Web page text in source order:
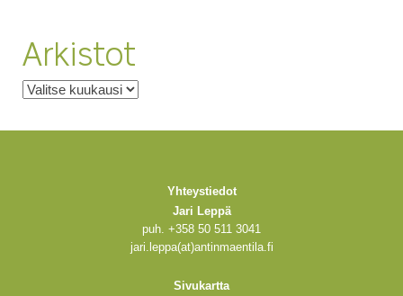
Arkistot
Arkistot
Yhteystiedot
Jari Leppä
puh. +358 50 511 3041
jari.leppa(at)antinmaentila.fi
Sivukartta